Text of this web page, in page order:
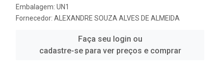
Embalagem: UN1
Fornecedor: ALEXANDRE SOUZA ALVES DE ALMEIDA
Faça seu login ou
cadastre-se para ver preços e comprar